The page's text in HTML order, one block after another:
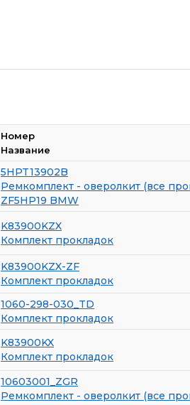
Номер
Название
5HPT13902B
Ремкомплект - оверолкит (все
ZF5HP19 BMW
K83900KZX
Комплект прокладок
K83900KZX-ZF
Комплект прокладок
1060-298-030_TD
Комплект прокладок
K83900KX
Комплект прокладок
10603001_ZGR
Ремкомплект - оверолкит (все